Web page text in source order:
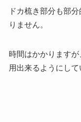
ドカ梳き部分も部
りません。
時間はかかります
用出来るようにして